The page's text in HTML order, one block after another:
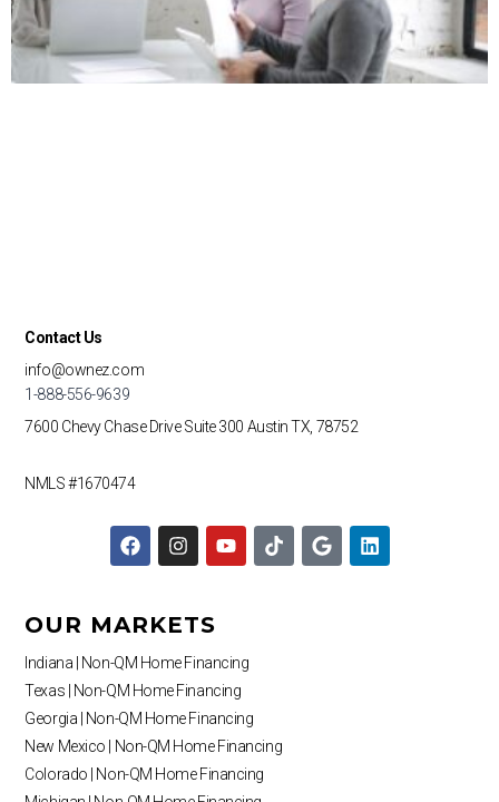
Contact Us
info@ownez.com
1-888-556-9639
7600 Chevy Chase DriveSuite 300 Austin TX, 78752
NMLS #1670474
F
a
b
o
o
k
I
n
a
g
r
a
m
Y
o
e
T
i
G
o
L
i
OUR MARKETS
Indiana | Non-QM Home Financing
Texas | Non-QM Home Financing
Georgia | Non-QM Home Financing
New Mexico | Non-QM Home Financing
Colorado | Non-QM Home Financing